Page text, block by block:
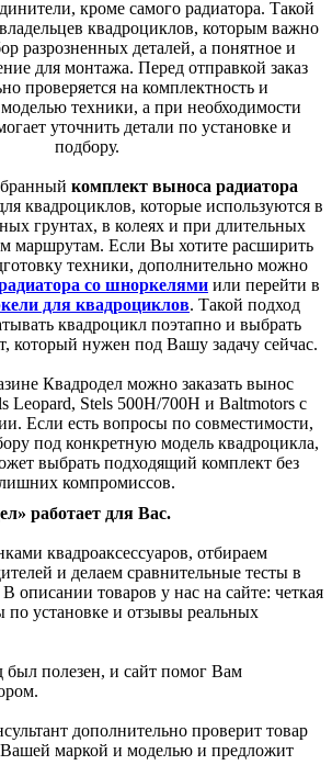
кроме самого радиатора. Такой
квадроциклов, которым важно
разрозненных деталей, а понятное и
для монтажа. Перед отправкой заказ
проверяется на комплектность и
техники, а при необходимости
уточнить детали по установке и
подбору.
комплект выноса радиатора
квадроциклов, которые используются в
грунтах, в колеях и при длительных
маршрутам. Если Вы хотите расширить
техники, дополнительно можно
со шноркелями или перейти в
для квадроциклов. Такой подход
квадроцикл поэтапно и выбрать
который нужен под Вашу задачу сейчас.
Квадродел можно заказать вынос
Leopard, Stels 500H/700H и Baltmotors с
Если есть вопросы по совместимости,
под конкретную модель квадроцикла,
выбрать подходящий комплект без
компромиссов.
работает для Вас.
квадроаксессуаров, отбираем
и делаем сравнительные тесты в
описании товаров у нас на сайте: четкая
по установке и отзывы реальных
был полезен, и сайт помог Вам
дополнительно проверит товар
Вашей маркой и моделью и предложит